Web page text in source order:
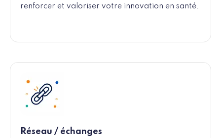
renforcer et valoriser votre innovation en santé.
Réseau / échanges